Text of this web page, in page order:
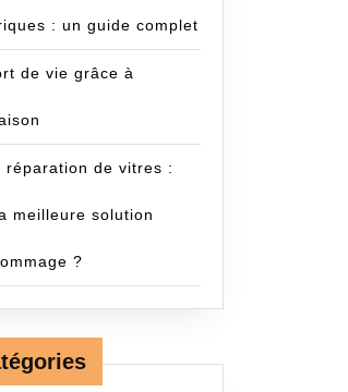
: un guide complet
de vie grâce à
réparation de vitres :
meilleure solution
?